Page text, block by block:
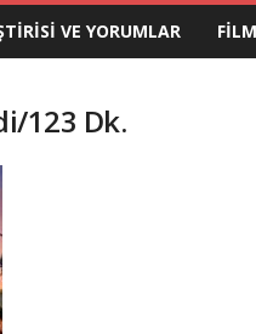
VE YORUMLAR
123 Dk.